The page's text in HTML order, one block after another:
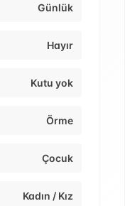
Günlük
Hayır
Kutu yok
Örme
Çocuk
Kadın / Kız